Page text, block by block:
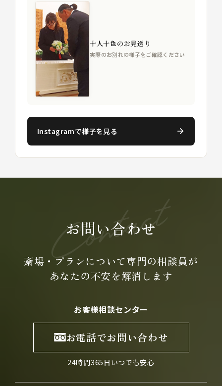
十人十色のお見送り
実際のお別れの様子をご確認ください
Instagramで様子を見る
お問い合わせ
斎場・プランについて専門の相談員が
あなたの不安を解消します
お客様相談センター
お電話でお問い合わせ
24時間365日いつでも安心